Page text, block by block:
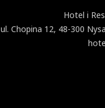
Hotel i
ul. Chopina 12, 48-300